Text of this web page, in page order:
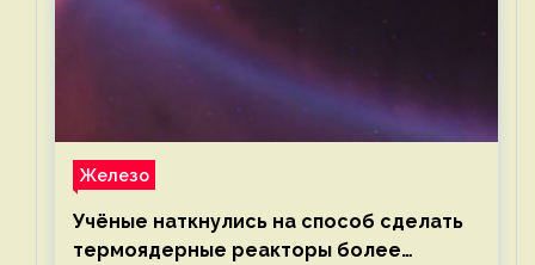
Железо
Учёные наткнулись на способ сделать
термоядерные реакторы более